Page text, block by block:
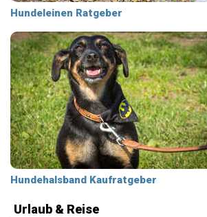
Hundeleinen Ratgeber
Hundehalsband Kaufratgeber
Urlaub & Reise